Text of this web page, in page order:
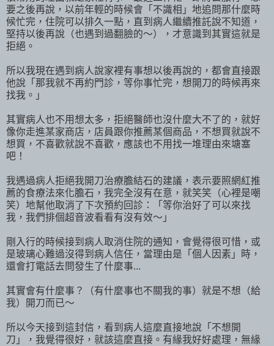
要之後再說，以前年輕的時候會「不識相」地追問那什麼時
候忙完，住院可以排久一點，直到病人繼續推託說不知道，
堅持以後再說（也遇到過翻臉的～），才意識到其實這就是
拒絕。
所以我現在遇到病人說家裡有事想以後再說的，都會直接跟
他說「那我就不再約門診，等你事忙完，想開刀的時候再來
找我。」
其實病人也不用想太多，拒絕醫師也沒什麼大不了的，就好
像你走進某家商店，店員跟你推薦某個商品，不想買就說不
想買，不喜歡就說不喜歡，應該也不用找一堆理由來塘塞
吧！
我遇過病人拒絕我開刀治療膽結石的建議，表示要照網紅推
薦的食療法來化膽石，我完全沒有在意，就笑笑（心裡是嘲
笑）地幫他取消了下次預約回診：「等你治好了可以來找
我，我們排個超音波看看有沒有效～」
剛入行的時候接到病人取消住院的通知，會覺得很可惜，或
是玻璃心難過沒得到病人信任，當理由是「個人因素」時，
還會打電話去問發生了什麼事...
其實會有什麼事？（有什麼事也不關我的事）就是不想（給
我）開刀而已～
所以今天接到這封信，看到病人這麼直接地說「不想開
刀」，我覺得很好，就該這麼直接。有緣我好好處理，無緣